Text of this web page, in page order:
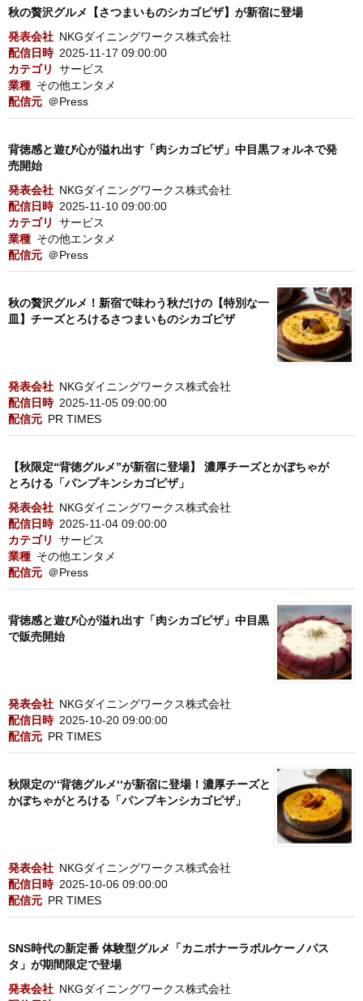
秋の贅沢グルメ【さつまいものシカゴピザ】が新宿に登場
発表会社 NKGダイニングワークス株式会社
配信日時 2025-11-17 09:00:00
カテゴリ
サービス
業種 その他エンタメ
配信元 ＠Press
背徳感と遊び心が溢れ出す「肉シカゴピザ」中目黒フォルネで発
売開始
発表会社 NKGダイニングワークス株式会社
配信日時 2025-11-10 09:00:00
カテゴリ
サービス
業種 その他エンタメ
配信元 ＠Press
秋の贅沢グルメ！新宿で味わう秋だけの【特別な一
皿】チーズとろけるさつまいものシカゴピザ
発表会社 NKGダイニングワークス株式会社
配信日時 2025-11-05 09:00:00
配信元 PR TIMES
【秋限定“背徳グルメ”が新宿に登場】 濃厚チーズとかぼちゃが
とろける「パンプキンシカゴピザ」
発表会社 NKGダイニングワークス株式会社
配信日時 2025-11-04 09:00:00
カテゴリ
サービス
業種 その他エンタメ
配信元 ＠Press
背徳感と遊び心が溢れ出す「肉シカゴピザ」中目黒
で販売開始
発表会社 NKGダイニングワークス株式会社
配信日時 2025-10-20 09:00:00
配信元 PR TIMES
秋限定の‘‘背徳グルメ‘‘が新宿に登場！濃厚チーズと
かぼちゃがとろける「パンプキンシカゴピザ」
発表会社 NKGダイニングワークス株式会社
配信日時 2025-10-06 09:00:00
配信元 PR TIMES
SNS時代の新定番 体験型グルメ「カニボナーラボルケーノパス
タ」が期間限定で登場
発表会社 NKGダイニングワークス株式会社